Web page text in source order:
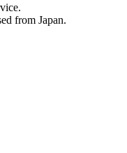
from Japan.